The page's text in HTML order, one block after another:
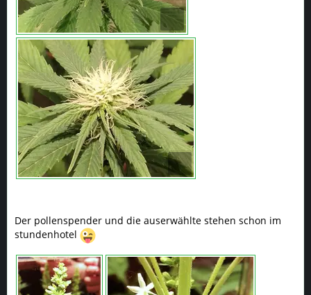
Der pollenspender und die auserwählte stehen schon im
stundenhotel